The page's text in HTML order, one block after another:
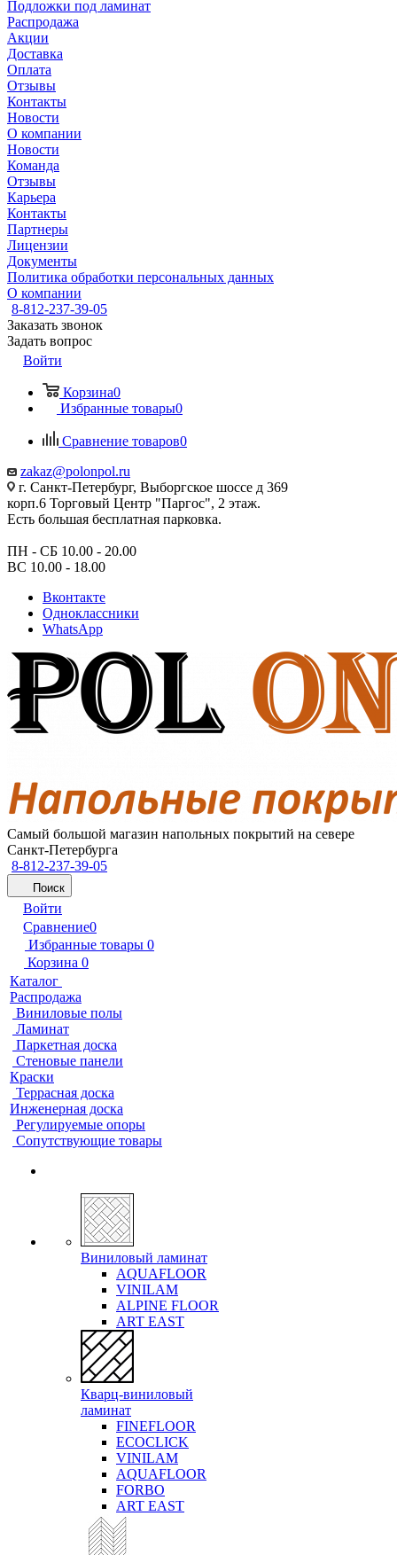
Подложки под ламинат
Распродажа
Акции
Доставка
Оплата
Отзывы
Контакты
Новости
О компании
Новости
Команда
Отзывы
Карьера
Контакты
Партнеры
Лицензии
Документы
Политика обработки персональных данных
О компании
8-812-237-39-05
Заказать звонок
Задать вопрос
Войти
Корзина0
Избранные товары0
Сравнение товаров0
zakaz@polonpol.ru
г. Санкт-Петербург, Выборгское шоссе д 369
корп.6 Торговый Центр "Паргос", 2 этаж.
Есть большая бесплатная парковка.
ПН - СБ 10.00 - 20.00
ВС 10.00 - 18.00
Вконтакте
Одноклассники
WhatsApp
Самый большой магазин напольных покрытий на севере
Санкт-Петербурга
8-812-237-39-05
Поиск
Войти
Сравнение0
Избранные товары 0
Корзина 0
Каталог
Распродажа
Виниловые полы
Ламинат
Паркетная доска
Стеновые панели
Краски
Террасная доска
Инженерная доска
Регулируемые опоры
Сопутствующие товары
Виниловый ламинат
AQUAFLOOR
VINILAM
ALPINE FLOOR
ART EAST
Кварц-виниловый
ламинат
FINEFLOOR
ECOCLICK
VINILAM
AQUAFLOOR
FORBO
ART EAST